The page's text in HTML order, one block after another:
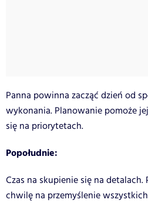
Panna powinna zacząć dzień od
wykonania. Planowanie pomoże
się na priorytetach.
Popołudnie:
Czas na skupienie się na
chwilę na przemyślenie